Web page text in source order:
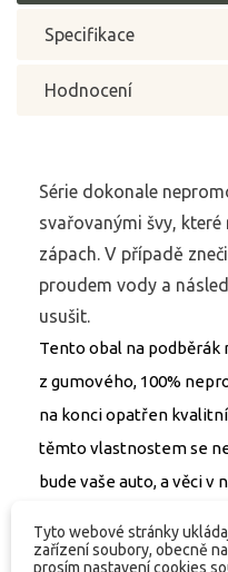
Specifikace
Hodnocení
Série dokonale
svařovanými švy,
zápach. V případě
proudem vody a
usušit.
Tento obal na podběrák
z gumového, 100%
na konci opatřen
těmto vlastnostem se
bude vaše auto, a věci v
sebe nenasáknou
Tyto webové stránky
zařízení soubory, obecně
prosím nastavení cookies